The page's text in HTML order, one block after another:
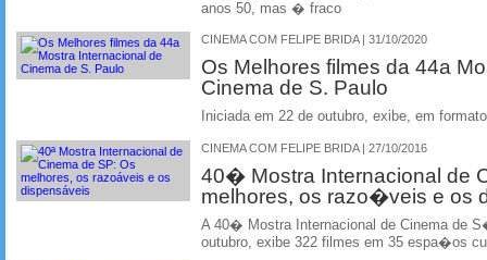
anos 50, mas � fraco
CINEMA COM FELIPE BRIDA | 31/10/2020
Os Melhores filmes da 44a
Cinema de S. Paulo
Iniciada em 22 de outubro, exibe, em
CINEMA COM FELIPE BRIDA | 27/10/2016
40� Mostra Internacional de
melhores, os razo�veis e os
A 40� Mostra Internacional de Cinema de
outubro, exibe 322 filmes em 35 espa�os